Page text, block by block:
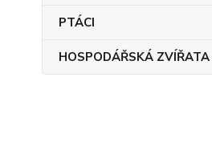
PTÁCI
HOSPODÁŘSKÁ ZVÍŘATA